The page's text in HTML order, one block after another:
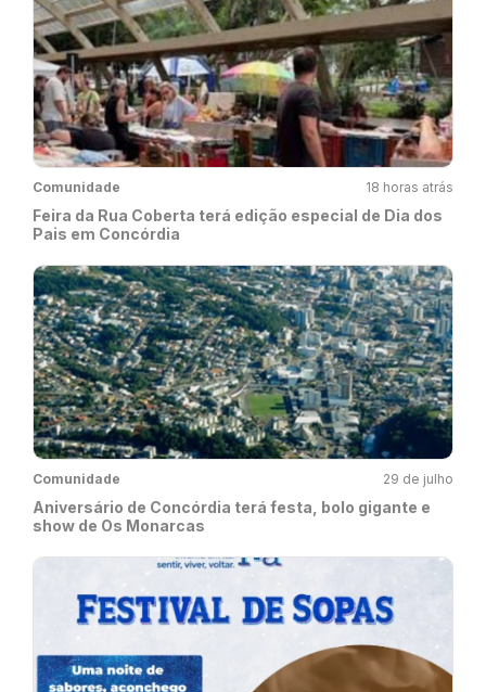
Comunidade 18 horas atrás
Feira da Rua Coberta terá edição especial de Dia dos
Pais em Concórdia
Comunidade 29 de julho
Aniversário de Concórdia terá festa, bolo gigante e
show de Os Monarcas